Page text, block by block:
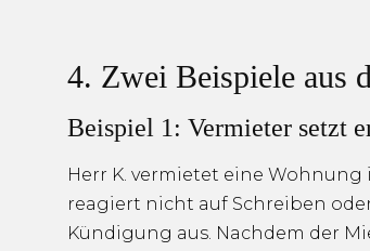
4. Zwei Beispiele aus
Beispiel 1: Vermieter setzt
Herr K. vermietet eine
reagiert nicht auf Schreiben
Kündigung aus. Nachdem der